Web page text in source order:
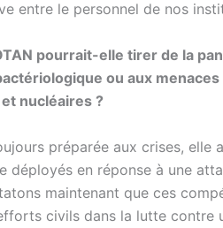
entre le personnel de nos
pourrait-elle tirer de la
ou aux menaces
nucléaires ?
préparée aux crises, elle a
déployés en réponse à une
maintenant que ces
civils dans la lutte contre